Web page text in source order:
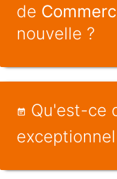
de
nouvelle ?
Qu'est-ce